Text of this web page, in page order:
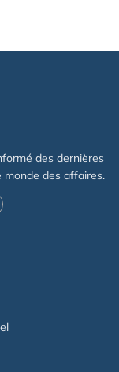
des dernières
des affaires.